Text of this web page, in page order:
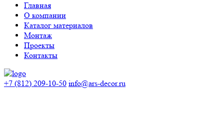
Главная
О компании
Каталог материалов
Монтаж
Проекты
Контакты
+7 (812) 209-10-50 info@ars-decor.ru